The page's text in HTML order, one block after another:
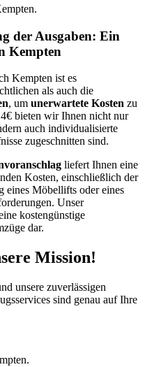
der Ausgaben: Ein
Kempten
Kempten ist es
als auch die
, um unerwartete Kosten zu
bieten wir Ihnen nicht nur
auch individualisierte
zugeschnitten sind.
liefert Ihnen eine
Kosten, einschließlich der
eines Möbellifts oder eines
Unser
kostengünstige
dar.
Mission!
unsere zuverlässigen
sind genau auf Ihre